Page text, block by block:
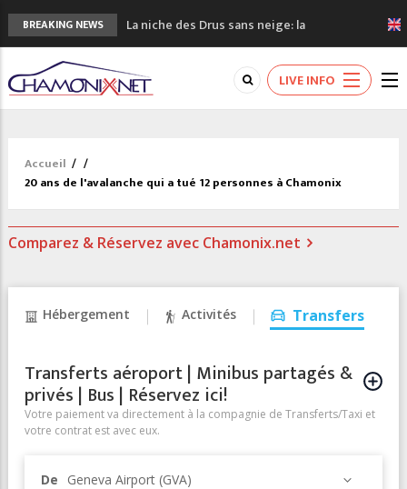
BREAKING NEWS
La niche des Drus sans neige: la
sécheresse en haute montagne
3 bonnes raisons pour visiter le nouveau
Musée du Mont-Blanc
Accidents en montagne: 3 personnes sont
à pied à Chamonix
LIVE INFO
Accueil / /
20 ans de l'avalanche qui a tué 12 personnes à Chamonix
Comparez & Réservez avec Chamonix.net
Hébergement Activités Transfers
Transferts aéroport | Minibus partagés &
privés | Bus | Réservez ici!
Votre paiement va directement à la compagnie de Transferts/Taxi et
votre contrat est avec eux.
De Geneva Airport (GVA)